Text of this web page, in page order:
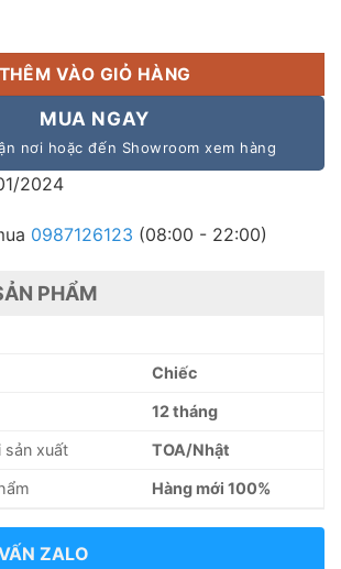
SS-1010 AS, giá tốt nhất thị trường số
THÊM VÀO GIỎ HÀNG
MUA NGAY
nơi hoặc đến Showroom xem hàng
2024
0987126123 (08:00 - 22:00)
PHẨM
Chiếc
12 tháng
sản xuất TOA/Nhật
Hàng mới 100%
ZALO